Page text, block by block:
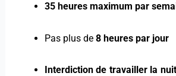
35 heures maximum par
Pas plus de 8 heures par jour
Interdiction de travailler la